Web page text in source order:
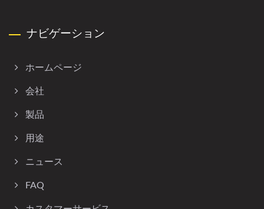
ナビゲーション
ホームページ
会社
製品
用途
ニュース
FAQ